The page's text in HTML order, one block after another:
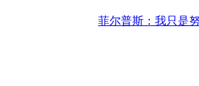
菲尔普斯：我只是